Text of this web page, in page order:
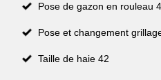
Pose de gazon en rouleau
Pose et changement
Taille de haie 42